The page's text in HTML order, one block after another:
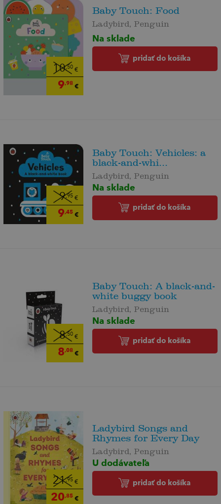
10,50€
9,98€
Baby Touch: Food
Ladybird, Penguin
Na sklade
pridať do košíka
9,95€
9,45€
Baby Touch: Vehicles: a
black-and-whi...
Ladybird, Penguin
Na sklade
pridať do košíka
8,50€
8,08€
Baby Touch: A black-and-
white buggy book
Ladybird, Penguin
Na sklade
pridať do košíka
21,95€
20,85€
Ladybird Songs and
Rhymes for Every Day
Ladybird, Penguin
U dodávateľa
pridať do košíka